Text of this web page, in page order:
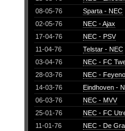
08-05-76
Sparta - NEC
02-05-76
NEC - Ajax
17-04-76
NEC - PSV
11-04-76
Telstar - NEC
03-04-76
NEC - FC
28-03-76
NEC -
14-03-76
Eindhoven -
06-03-76
NEC - MVV
25-01-76
NEC - FC
11-01-76
NEC - De